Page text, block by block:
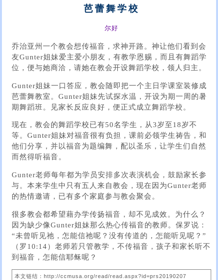
芭蕾舞学校
尔好
乔治亚州一个教会想传福音，求神开路。神让他们看到会
友Gunter姐妹爱主爱小朋友，有教学恩赐，而且有舞蹈学
位，便与她商洽，请她在教会开设舞蹈学校，领人归主。
Gunter姐妹一口答应，教会随即把一个主日学课室装修成
芭蕾舞教室。Gunter姐妹先试探水温，开设为期一周的暑
期舞蹈班。见家长反应良好，便正式成立舞蹈学校。
现在，教会的舞蹈学校已有50名学生，从3岁至18岁不
等。Gunter姐妹对福音很有负担，课前必领学生祷告，和
他们分享，并以福音为题编舞，配以圣乐，让学生们自然
而然得听福音。
Gunter老师每年都为学员安排多次表演机会，鼓励家长参
与。本来学生中只有五人来自教会，现在因为Gunter老师
的热情邀请，已有多个家庭参与教会聚会。
很多教会都希望藉办学传扬福音，却不见成效。为什么？
因为缺少像Gunter姐妹那么热心传福音的教师。保罗说：
“未曾听见祂，怎能信祂呢？没有传道的，怎能听见呢？”
（罗10:14）老师若只管教学，不传福音，孩子和家长听不
到福音，怎能信耶稣呢？
本文链结：http://ccmusa.org/read/read.aspx?id=prs20190207